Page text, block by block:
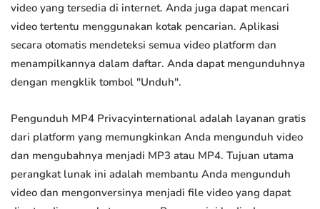
video yang tersedia di internet. Anda juga dapat mencari
video tertentu menggunakan kotak pencarian. Aplikasi
secara otomatis mendeteksi semua video platform dan
menampilkannya dalam daftar. Anda dapat mengunduhnya
dengan mengklik tombol "Unduh".
Pengunduh MP4 Privacyinternational adalah layanan gratis
dari platform yang memungkinkan Anda mengunduh video
dan mengubahnya menjadi MP3 atau MP4. Tujuan utama
perangkat lunak ini adalah membantu Anda mengunduh
video dan mengonversinya menjadi file video yang dapat